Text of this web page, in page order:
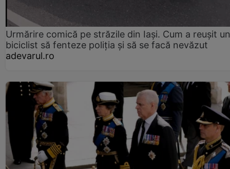
Urmărire comică pe străzile din Iași. Cum a reușit un
biciclist să fenteze poliția și să se facă nevăzut
adevarul.ro